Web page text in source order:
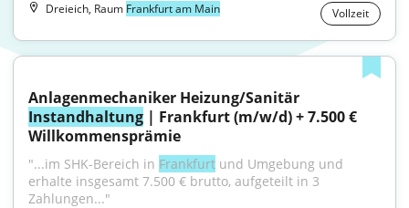
Dreieich, Raum Frankfurt am Main Vollzeit
Instandhaltung | Frankfurt (m/w/d) + 7.500 €
Willkommensprämie
"...im SHK-Bereich in Frankfurt und Umgebung und
erhalte insgesamt 7.500 € brutto, aufgeteilt in 3
Zahlungen..."